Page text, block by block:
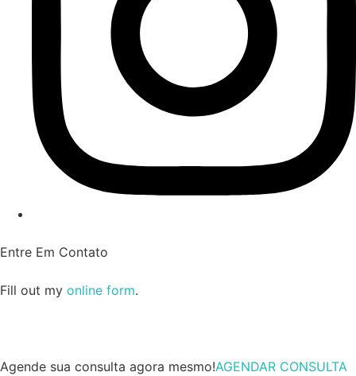
Entre Em Contato
Fill out my online form.
Agende sua consulta agora mesmo!AGENDAR CONSULTA